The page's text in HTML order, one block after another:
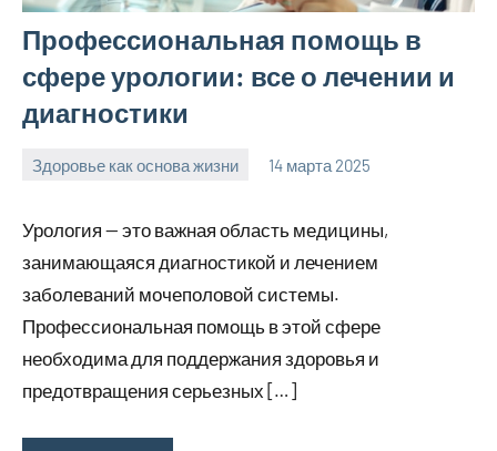
Профессиональная помощь в
сфере урологии: все о лечении и
диагностики
Здоровье как основа жизни 14 марта 2025
Avtor
Нет
Урология — это важная область медицины,
занимающаяся диагностикой и лечением
заболеваний мочеполовой системы.
Профессиональная помощь в этой сфере
необходима для поддержания здоровья и
предотвращения серьезных […]